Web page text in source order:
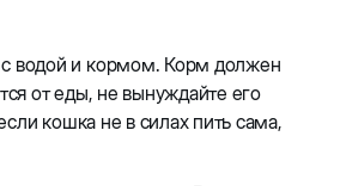
водой и кормом. Корм должен
от еды, не вынуждайте его
кошка не в силах пить сама,